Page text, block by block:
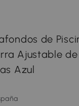
de
Ajustable
Azul